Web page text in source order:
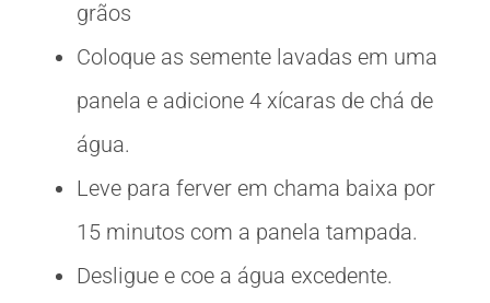
grãos
Coloque as semente lavadas em uma
panela e adicione 4 xícaras de chá de
água.
Leve para ferver em chama baixa por
15 minutos com a panela tampada.
Desligue e coe a água excedente.